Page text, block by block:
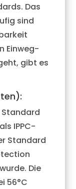
Das
sind
Einweg-
gibt es
IPPC-
Standard
Die
56°C